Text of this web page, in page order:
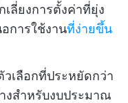
เลี่ยงการตั้งค่าที่ยุ่ง
การใช้งานที่ง่ายขึ้น
วเลือกที่ประหยัดกว่า
งสำหรับงบประมาณ